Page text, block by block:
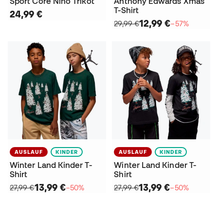
24,99 €
T-Shirt
29,99 €12,99 €−57%
AUSLAUF KINDER
Winter Land Kinder T-
Shirt
27,99 €13,99 €−50%
AUSLAUF KINDER
Winter Land Kinder T-
Shirt
27,99 €13,99 €−50%